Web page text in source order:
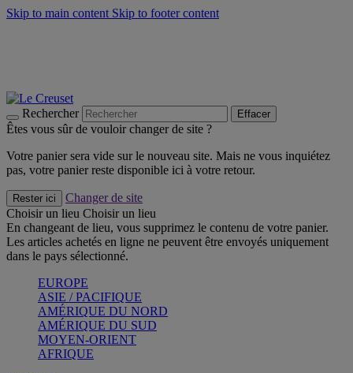
Skip to main content Skip to footer content
Rechercher Effacer
Êtes vous sûr de vouloir changer de site ?
Votre panier sera vide sur le nouveau site. Mais ne vous inquiétez
pas, votre panier reste disponible ici à votre retour.
Rester ici
Changer de site
Choisir un lieu Choisir un lieu
En changeant de lieu, vous supprimez le contenu de votre panier.
Les articles achetés en ligne ne peuvent être envoyés uniquement
dans le pays sélectionné.
EUROPE
ASIE / PACIFIQUE
AMÉRIQUE DU NORD
AMÉRIQUE DU SUD
MOYEN-ORIENT
AFRIQUE